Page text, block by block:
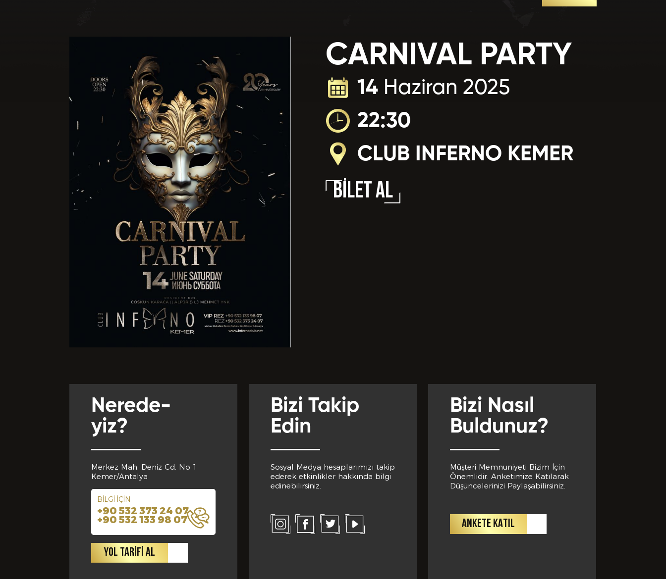
CARNIVAL PARTY
14 Haziran 2025
22:30
CLUB INFERNO KEMER
BİLET AL
Nerede-
yiz?
Merkez Mah. Deniz Cd. No 1
Kemer/Antalya
BİLGİ İÇİN
+90 532 373 24 07
+90 532 133 98 07
YOL TARİFİ AL
Bizi Takip
Edin
Sosyal Medya hesaplarımızı takip
ederek etkinlikler hakkında bilgi
edinebilirsiniz.
Bizi Nasıl
Buldunuz?
Müşteri Memnuniyeti Bizim İçin
Önemlidir. Anketimize Katılarak
Düşüncelerinizi Paylaşabilirsiniz.
ANKETE KATIL
Cep Telefon No * E-Posta *
Eğitim Bilgileri
Son Mezun Olunan Okul * Mezuniyet Yılı *
Yabancı Dil *
Eklemek İstedikleriniz *
Club Inferno da Hangi Konseptte Bir Parti Düzenlemek İsterdiniz? *
Club Inferno da Memnun Olduğunuz Hizmetler? *
Club Inferno da Memnun Olmadığınız Hizmetler? *
Bize Kaç Yıldız Verirdiniz?